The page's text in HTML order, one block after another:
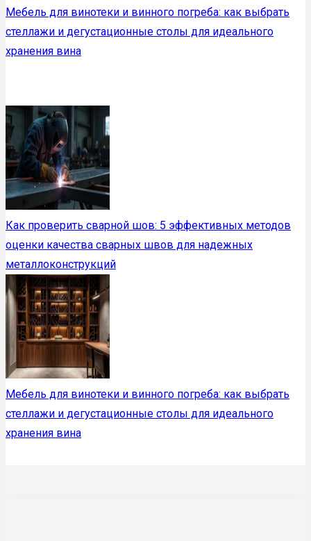
Мебель для винотеки и винного погреба: как выбрать
стеллажи и дегустационные столы для идеального
хранения вина
Как проверить сварной шов: 5 эффективных методов
оценки качества сварных швов для надежных
металлоконструкций
Мебель для винотеки и винного погреба: как выбрать
стеллажи и дегустационные столы для идеального
хранения вина